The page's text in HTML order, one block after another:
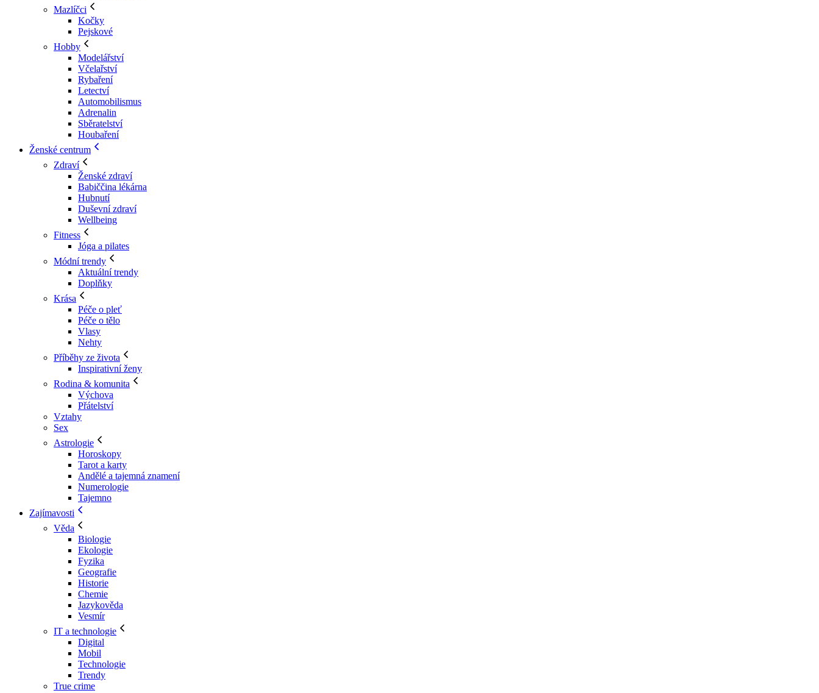
Mazlíčci
Kočky
Pejskové
Hobby
Modelářství
Včelařství
Rybaření
Letectví
Automobilismus
Adrenalin
Sběratelství
Houbaření
Ženské centrum
Zdraví
Ženské zdraví
Babiččina lékárna
Hubnutí
Duševní zdraví
Wellbeing
Fitness
Jóga a pilates
Módní trendy
Aktuální trendy
Doplňky
Krása
Péče o pleť
Péče o tělo
Vlasy
Nehty
Příběhy ze života
Inspirativní ženy
Rodina & komunita
Výchova
Přátelství
Vztahy
Sex
Astrologie
Horoskopy
Tarot a karty
Andělé a tajemná znamení
Numerologie
Tajemno
Zajímavosti
Věda
Biologie
Ekologie
Fyzika
Geografie
Historie
Chemie
Jazykověda
Vesmír
IT a technologie
Digital
Mobil
Technologie
Trendy
True crime